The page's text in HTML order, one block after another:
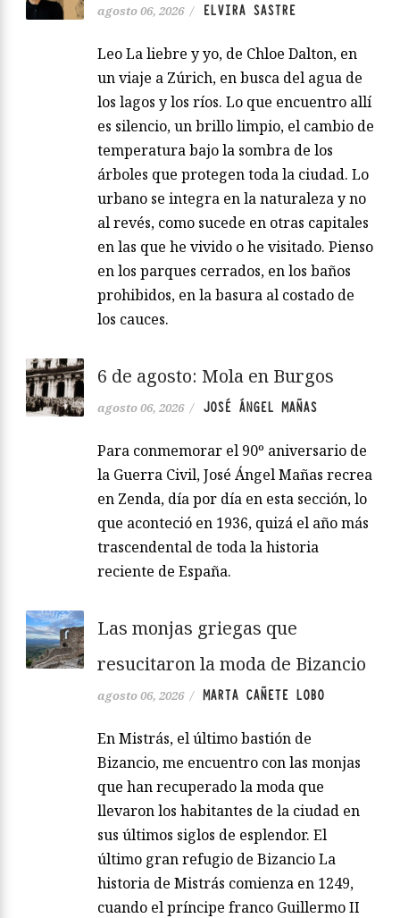
agosto 06, 2026 / ELVIRA SASTRE
Leo La liebre y yo, de Chloe Dalton, en
un viaje a Zúrich, en busca del agua de
los lagos y los ríos. Lo que encuentro allí
es silencio, un brillo limpio, el cambio de
temperatura bajo la sombra de los
árboles que protegen toda la ciudad. Lo
urbano se integra en la naturaleza y no
al revés, como sucede en otras capitales
en las que he vivido o he visitado. Pienso
en los parques cerrados, en los baños
prohibidos, en la basura al costado de
los cauces.
6 de agosto: Mola en Burgos
agosto 06, 2026 / JOSÉ ÁNGEL MAÑAS
Para conmemorar el 90º aniversario de
la Guerra Civil, José Ángel Mañas recrea
en Zenda, día por día en esta sección, lo
que aconteció en 1936, quizá el año más
trascendental de toda la historia
reciente de España.
Las monjas griegas que
resucitaron la moda de Bizancio
agosto 06, 2026 / MARTA CAÑETE LOBO
En Mistrás, el último bastión de
Bizancio, me encuentro con las monjas
que han recuperado la moda que
llevaron los habitantes de la ciudad en
sus últimos siglos de esplendor. El
último gran refugio de Bizancio La
historia de Mistrás comienza en 1249,
cuando el príncipe franco Guillermo II